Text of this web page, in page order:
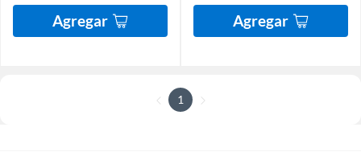
Agregar Agregar
1